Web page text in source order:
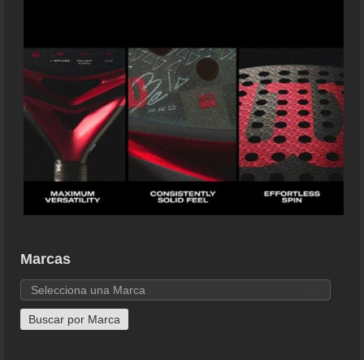
Marcas